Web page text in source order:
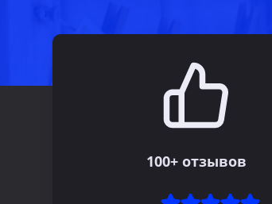
100+ отзывов